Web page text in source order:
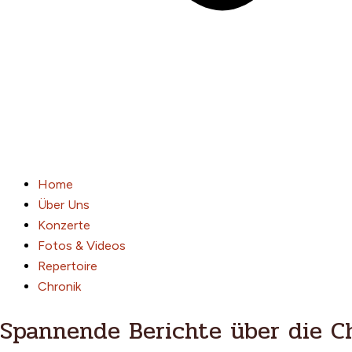
Home
Über Uns
Konzerte
Fotos & Videos
Repertoire
Chronik
Spannende Berichte über die